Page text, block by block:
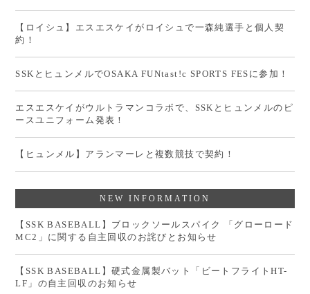
【ロイシュ】エスエスケイがロイシュで一森純選手と個人契
約！
SSKとヒュンメルでOSAKA FUNtast!c SPORTS FESに参加！
エスエスケイがウルトラマンコラボで、SSKとヒュンメルのピ
ースユニフォーム発表！
【ヒュンメル】アランマーレと複数競技で契約！
NEW INFORMATION
【SSK BASEBALL】ブロックソールスパイク 「グローロード
MC2」に関する自主回収のお詫びとお知らせ
【SSK BASEBALL】硬式金属製バット「ビートフライトHT-
LF」の自主回収のお知らせ